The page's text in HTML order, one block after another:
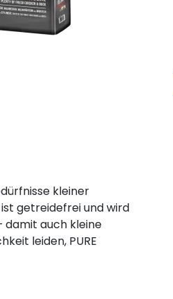
kleiner
getreidefrei und wird
auch kleine
leiden, PURE